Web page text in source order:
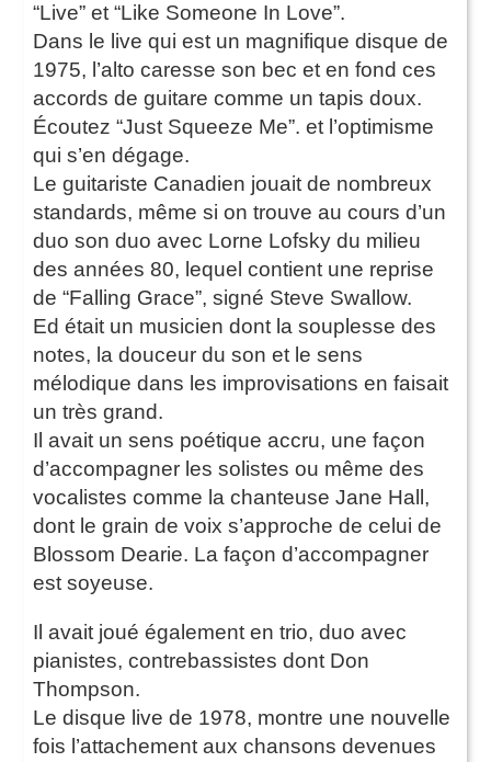
“Live” et “Like Someone In Love”.
Dans le live qui est un magnifique disque de
1975, l’alto caresse son bec et en fond ces
accords de guitare comme un tapis doux.
Écoutez “Just Squeeze Me”. et l’optimisme
qui s’en dégage.
Le guitariste Canadien jouait de nombreux
standards, même si on trouve au cours d’un
duo son duo avec Lorne Lofsky du milieu
des années 80, lequel contient une reprise
de “Falling Grace”, signé Steve Swallow.
Ed était un musicien dont la souplesse des
notes, la douceur du son et le sens
mélodique dans les improvisations en faisait
un très grand.
Il avait un sens poétique accru, une façon
d’accompagner les solistes ou même des
vocalistes comme la chanteuse Jane Hall,
dont le grain de voix s’approche de celui de
Blossom Dearie. La façon d’accompagner
est soyeuse.
Il avait joué également en trio, duo avec
pianistes, contrebassistes dont Don
Thompson.
Le disque live de 1978, montre une nouvelle
fois l’attachement aux chansons devenues